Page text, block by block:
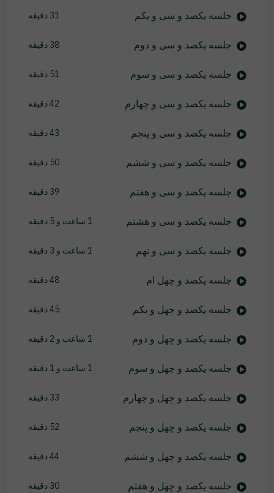
جلسه یکصد و سی و یکم 31 دقیقه
جلسه یکصد و سی و دوم 38 دقیقه
جلسه یکصد و سی و سوم 51 دقیقه
جلسه یکصد و سی و چهارم 42 دقیقه
جلسه یکصد و سی و پنجم 43 دقیقه
جلسه یکصد و سی و ششم 50 دقیقه
جلسه یکصد و سی و هفتم 39 دقیقه
جلسه یکصد و سی و هشتم 1 ساعت و 5 دقیقه
جلسه یکصد و سی و نهم 1 ساعت و 3 دقیقه
جلسه یکصد و چهل ام 48 دقیقه
جلسه یکصد و چهل و یکم 45 دقیقه
جلسه یکصد و چهل و دوم 1 ساعت و 2 دقیقه
جلسه یکصد و چهل و سوم 1 ساعت و 1 دقیقه
جلسه یکصد و چهل و چهارم 33 دقیقه
جلسه یکصد و چهل و پنجم 52 دقیقه
جلسه یکصد و چهل و ششم 44 دقیقه
جلسه یکصد و چهل و هفتم 30 دقیقه